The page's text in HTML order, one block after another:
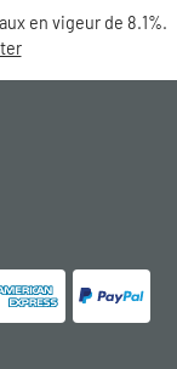
en vigeur de 8.1%.